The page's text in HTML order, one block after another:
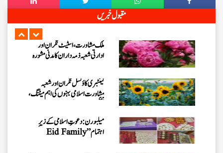
مقبول خبریں
بلیک ٹاؤن کاؤنسل کی نگران و ذمہ
ملک مشاورت، اسٹیٹ نگران اور
ادارتی شعبہ ذمہ داران کا مدنی مشورہ
کینٹبری کاؤنسل نگران اور شعبہ
مشاورت اسلامی بہنوں کی اہم میٹنگ،
میلبورن: دعوتِ اسلامی کے زیرِ
اہتمام ”Eid Family